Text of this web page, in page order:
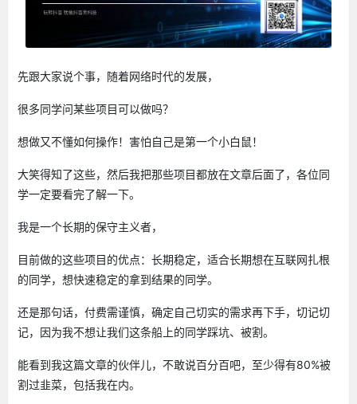
先跟大家说个事，随着网络时代的发展，
很多同学问某些项目可以做吗？
想做又不懂如何操作！害怕自己是第一个小白鼠！
大笑得知了这些，然后我把那些项目都放在文章后面了，各位同
学一定要看完了解一下。
我是一个长期的保守主义者，
目前做的这些项目的优点：长期稳定，适合长期想在互联网扎根
的同学，想快速稳定的拿到结果的同学。
还是那句话，付费需谨慎，确定自己切实的需求再下手，切记切
记，因为我不想让我们这条船上的同学踩坑、被割。
能看到我这篇文章的伙伴儿，不敢说百分百吧，至少得有80%被
割过韭菜，包括我在内。